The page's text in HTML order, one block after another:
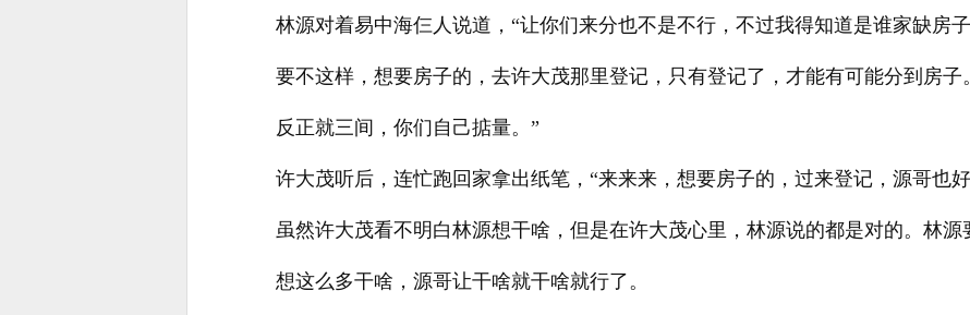
林源对着易中海仨人说道，“让你们来分也不是不行，不过我得知道是谁家缺房子
要不这样，想要房子的，去许大茂那里登记，只有登记了，才能有可能分到房子。
反正就三间，你们自己掂量。”
许大茂听后，连忙跑回家拿出纸笔，“来来来，想要房子的，过来登记，源哥也
虽然许大茂看不明白林源想干啥，但是在许大茂心里，林源说的都是对的。林源
想这么多干啥，源哥让干啥就干啥就行了。